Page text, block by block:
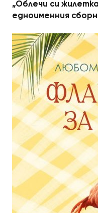
„Облечи си
едноименния